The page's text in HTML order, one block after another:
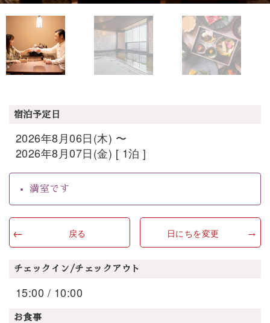
宿泊予定日
2026年8月06日(木) 〜
2026年8月07日(金) [ 1泊 ]
満室です
戻る 日にちを変更
チェックイン/チェックアウト
15:00 / 10:00
お食事